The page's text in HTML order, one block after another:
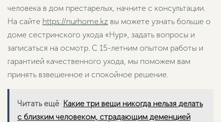
человека в дом престарелых, начните с консультации.
На сайте https://nurhome.kz вы можете узнать больше о
доме сестринского ухода «Нур», задать вопросы и
записаться на осмотр. С 15-летним опытом работы и
гарантией качественного ухода, мы поможем вам
принять взвешенное и спокойное решение.
Читать ещё Какие три вещи никогда нельзя делать
с близким человеком, страдающим деменцией